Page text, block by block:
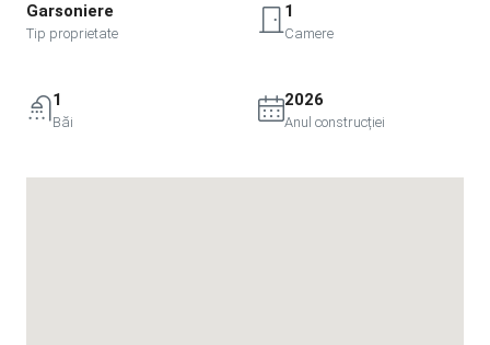
Garsoniere
Tip proprietate
1
Camere
1
Băi
2026
Anul construcției